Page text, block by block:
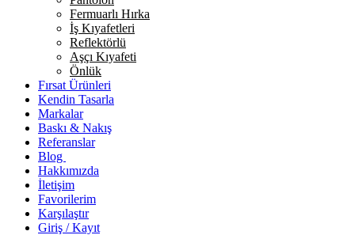
Fermuarlı Hırka
İş Kıyafetleri
Reflektörlü
Aşçı Kıyafeti
Önlük
Fırsat Ürünleri
Kendin Tasarla
Markalar
Baskı & Nakış
Referanslar
Blog
Hakkımızda
İletişim
Favorilerim
Karşılaştır
Giriş / Kayıt